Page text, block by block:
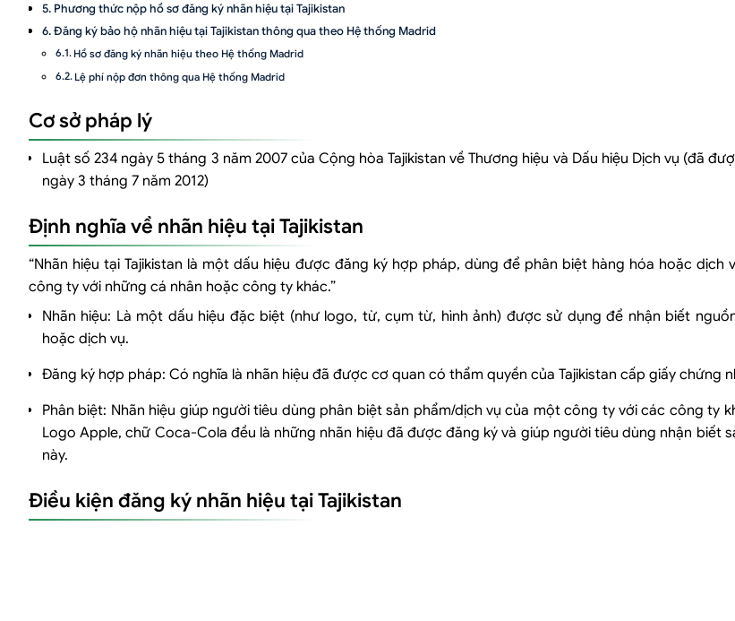
Phương thức nộp hồ sơ đăng ký nhãn hiệu tại Tajikistan
Đăng ký bảo hộ nhãn hiệu tại Tajikistan thông qua theo Hệ thống Madrid
Hồ sơ đăng ký nhãn hiệu theo Hệ thống Madrid
Lệ phí nộp đơn thông qua Hệ thống Madrid
Dịch vụ đăng ký nhãn hiệu tại Tajikistan của Công ty Luật Việt An
Cơ sở pháp lý
Luật số 234 ngày 5 tháng 3 năm 2007 của Cộng hòa Tajikistan về Thương hiệu và Dấu hiệu Dịch vụ (đã
ngày 3 tháng 7 năm 2012)
Định nghĩa về nhãn hiệu tại Tajikistan
“Nhãn hiệu tại Tajikistan là một dấu hiệu được đăng ký hợp pháp, dùng để phân biệt hàng hóa hoặc dịch
công ty với những cá nhân hoặc công ty khác.”
Nhãn hiệu: Là một dấu hiệu đặc biệt (như logo, từ, cụm từ, hình ảnh) được sử dụng để nhận biết
hoặc dịch vụ.
Đăng ký hợp pháp: Có nghĩa là nhãn hiệu đã được cơ quan có thẩm quyền của Tajikistan cấp giấy chứng
Phân biệt: Nhãn hiệu giúp người tiêu dùng phân biệt sản phẩm/dịch vụ của một công ty với các công ty
Logo Apple, chữ Coca-Cola đều là những nhãn hiệu đã được đăng ký và giúp người tiêu dùng nhận biết
này.
Điều kiện đăng ký nhãn hiệu tại Tajikistan